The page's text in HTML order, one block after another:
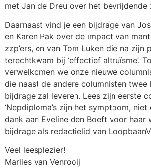
met Jan de Dreu over het bevrijdende
Daarnaast vind je een bijdrage van
en Karen Pak over de impact van
zzp’ers, en van Tom Luken die na zijn
terechtkwam bij ‘effectief altruïsme’.
verwelkomen we onze nieuwe
die naast de andere columnisten twee
bijdrage zal leveren. Lees zijn eerste
‘Nepdiploma’s zijn het symptoom, niet
dank aan Eveline den Boeft voor haar
bijdrage als redactielid van
Veel leesplezier!
Marlies van Venrooij